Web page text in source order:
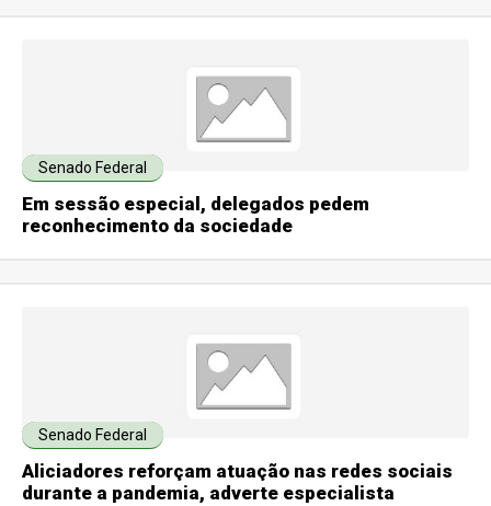
Senado Federal
Em sessão especial, delegados pedem
reconhecimento da sociedade
Senado Federal
Aliciadores reforçam atuação nas redes sociais
durante a pandemia, adverte especialista